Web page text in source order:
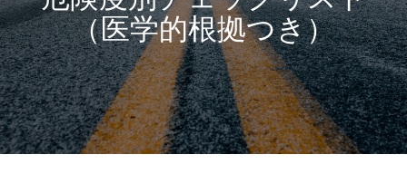
（医学的根拠つき）